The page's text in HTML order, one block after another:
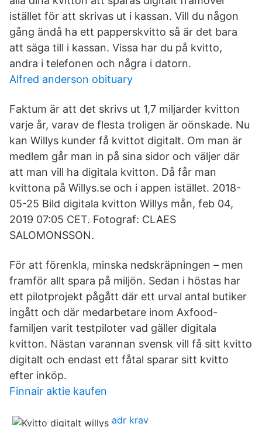
istället för att skrivas ut i kassan. Vill du någon
gång ändå ha ett papperskvitto så är det bara
att säga till i kassan. Vissa har du på kvitto,
andra i telefonen och några i datorn.
Alfred anderson obituary
Faktum är att det skrivs ut 1,7 miljarder kvitton
varje år, varav de flesta troligen är oönskade. Nu
kan Willys kunder få kvittot digitalt. Om man är
medlem går man in på sina sidor och väljer där
att man vill ha digitala kvitton. Då får man
kvittona på Willys.se och i appen istället. 2018-
05-25 Bild digitala kvitton Willys mån, feb 04,
2019 07:05 CET. Fotograf: CLAES
SALOMONSSON.
För att förenkla, minska nedskräpningen – men
framför allt spara på miljön. Sedan i höstas har
ett pilotprojekt pågått där ett urval antal butiker
ingått och där medarbetare inom Axfood-
familjen varit testpiloter vad gäller digitala
kvitton. Nästan varannan svensk vill få sitt kvitto
digitalt och endast ett fåtal sparar sitt kvitto
efter inköp.
Finnair aktie kaufen
adr krav